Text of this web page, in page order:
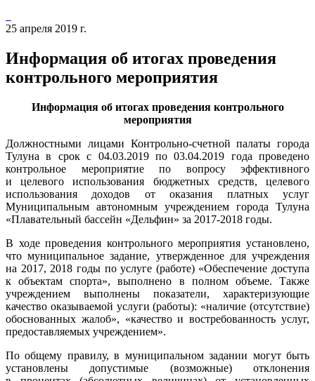
25 апреля 2019 г.
Информация об итогах проведения
контрольного мероприятия
Информация об итогах проведения контрольного
мероприятия
Должностными лицами Контрольно-счетной палаты города
Тулуна в срок с 04.03.2019 по 03.04.2019 года проведено
контрольное мероприятие по вопросу эффективного
и целевого использования бюджетных средств, целевого
использования доходов от оказания платных услуг
Муниципальным автономным учреждением города Тулуна
«Плавательный бассейн «Дельфин» за 2017-2018 годы.
В ходе проведения контрольного мероприятия установлено,
что муниципальное задание, утвержденное для учреждения
на 2017, 2018 годы по услуге (работе) «Обеспечение доступа
к объектам спорта», выполнено в полном объеме. Также
учреждением выполнены показатели, характеризующие
качество оказываемой услуги (работы): «наличие (отсутствие)
обоснованных жалоб», «качество и востребованность услуг,
предоставляемых учреждением».
По общему правилу, в муниципальном задании могут быть
установлены допустимые (возможные) отклонения